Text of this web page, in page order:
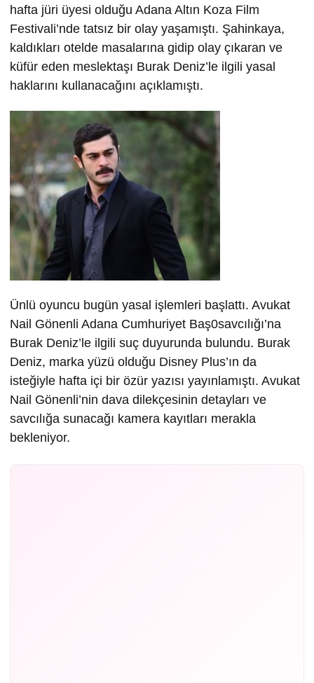
hafta jüri üyesi olduğu Adana Altın Koza Film
Festivali’nde tatsız bir olay yaşamıştı. Şahinkaya,
kaldıkları otelde masalarına gidip olay çıkaran ve
küfür eden meslektaşı Burak Deniz’le ilgili yasal
haklarını kullanacağını açıklamıştı.
Ünlü oyuncu bugün yasal işlemleri başlattı. Avukat
Nail Gönenli Adana Cumhuriyet Baş0savcılığı’na
Burak Deniz’le ilgili suç duyurunda bulundu. Burak
Deniz, marka yüzü olduğu Disney Plus’ın da
isteğiyle hafta içi bir özür yazısı yayınlamıştı. Avukat
Nail Gönenli’nin dava dilekçesinin detayları ve
savcılığa sunacağı kamera kayıtları merakla
bekleniyor.